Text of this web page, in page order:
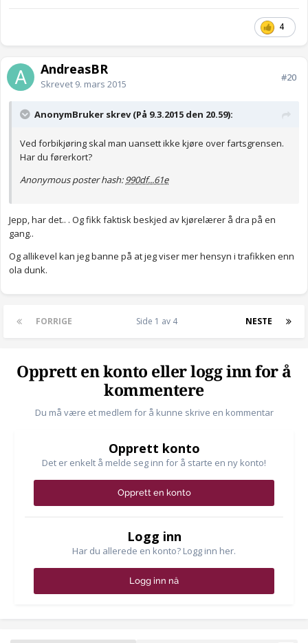
4
AndreasBR
Skrevet 9. mars 2015
#20
AnonymBruker skrev (På 9.3.2015 den 20.59):
Ved forbikjøring skal man uansett ikke kjøre over fartsgrensen.
Har du førerkort?
Anonymous poster hash:990df...61e
Jepp, har det.. . Og fikk faktisk beskjed av kjørelærer å dra på en
gang..
Og allikevel kan jeg banne på at jeg viser mer hensyn i trafikken enn
ola dunk.
FORRIGE NESTE
Side 1 av 4
Opprett en konto eller logg inn for å
kommentere
Du må være et medlem for å kunne skrive en kommentar
Opprett konto
Det er enkelt å melde seg inn for å starte en ny konto!
Opprett en konto
Logg inn
Har du allerede en konto? Logg inn her.
Logg inn nå